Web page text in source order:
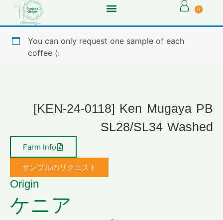
0
You can only request one sample of each
coffee (:
[KEN-24-0118] Ken Mugaya PB
SL28/SL34 Washed
Farm Info
サンプルのリクエスト
Origin
ケニア